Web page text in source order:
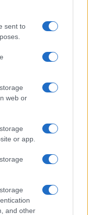
sent to
web or
or app.
and other
e